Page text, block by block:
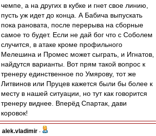
чемпе, а на других в кубке и гнет свое линию,
пусть уж идет до конца. А Бабича выпускать
пока рановата, после перерыва на сборные
самое то будет. Если не дай бог что с Соболем
случится, в атаке кроме профильного
Мелешина и Промес может сыграть, и Игнатов,
найдутся варианты. Вот прям такой вопрос к
тренеру единственное по Умярову, тот же
Литвинов или Пруцев кажется были бы более к
месту в нашей ситуации, но тут как говорится
тренеру виднее. Вперёд Спартак, дави
коровок!
alek.vladimir -